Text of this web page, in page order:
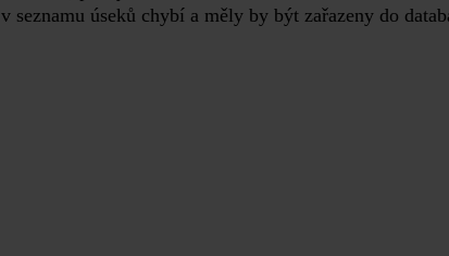
v seznamu úseků chybí a měly by být zařazeny do